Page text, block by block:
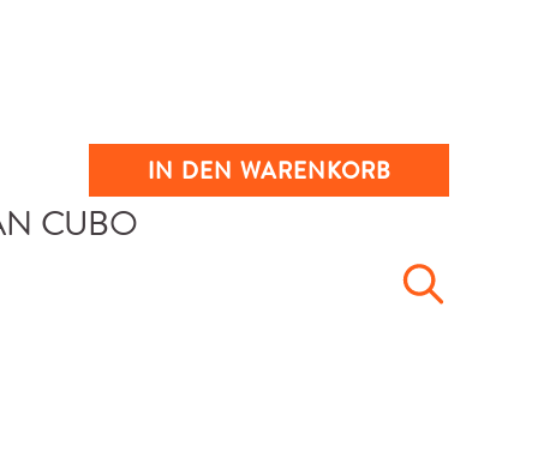
IN DEN WARENKORB